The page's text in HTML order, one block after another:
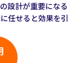
設計が重要になる
任せると効果を引